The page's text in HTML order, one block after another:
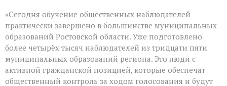
«Сегодня обучение общественных наблюдателей
практически завершено в большинстве муниципальных
образований Ростовской области. Уже подготовлено
более четырёх тысяч наблюдателей из тридцати пяти
муниципальных образований региона. Это люди с
активной гражданской позицией, которые обеспечат
общественный контроль за ходом голосования и будут